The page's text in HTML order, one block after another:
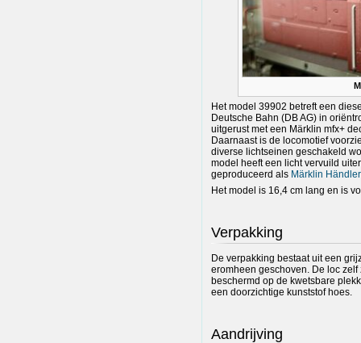
Het model 39902 betreft een
Deutsche Bahn (DB AG) in
uitgerust met een Märklin mfx+
Daarnaast is de locomotief
diverse lichtseinen geschakeld
model heeft een licht vervuild
geproduceerd als Märklin
Het model is 16,4 cm lang en is
Verpakking
De verpakking bestaat uit een
eromheen geschoven. De loc
beschermd op de kwetsbare
een doorzichtige kunststof hoes.
Aandrijving